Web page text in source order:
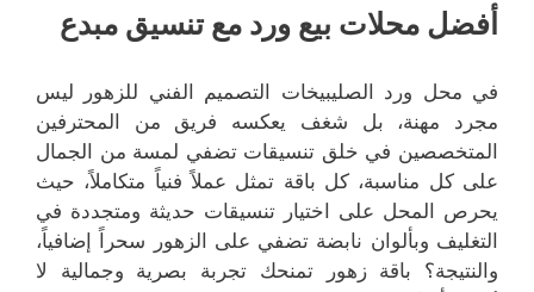
أفضل محلات بيع ورد مع تنسيق مبدع
في محل ورد الصليبيخات التصميم الفني للزهور ليس
مجرد مهنة، بل شغف يعكسه فريق من المحترفين
المتخصصين في خلق تنسيقات تضفي لمسة من الجمال
على كل مناسبة، كل باقة تمثل عملاً فنياً متكاملاً، حيث
يحرص المحل على اختيار تنسيقات حديثة ومتجددة في
التغليف وبألوان نابضة تضفي على الزهور سحراً إضافياً،
والنتيجة؟ باقة زهور تمنحك تجربة بصرية وجمالية لا